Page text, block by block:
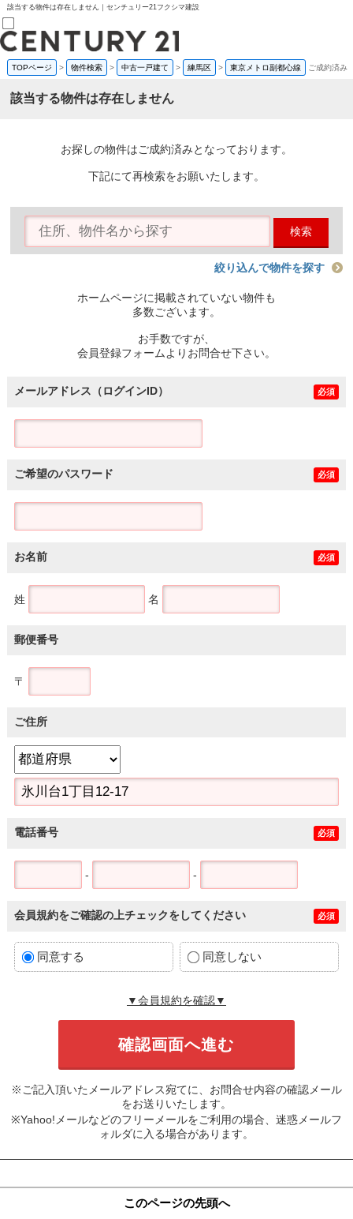
該当する物件は存在しません｜センチュリー21フクシマ建設
売買部
0120-800-844
賃貸部
会員メニュー
物件を探す
購入TOP
条件から探す
住宅ローン控除シミュレータ
TOPページ > 物件検索 > 中古一戸建て > 練馬区 > 東京メトロ副都心線 ご成約済み
該当する物件は存在しません
お探しの物件はご成約済みとなっております。
下記にて再検索をお願いたします。
検索
絞り込んで物件を探す
ホームページに掲載されていない物件も
多数ございます。
お手数ですが、
会員登録フォームよりお問合せ下さい。
メールアドレス（ログインID） 必須
ご希望のパスワード 必須
お名前 必須
姓 名
郵便番号
〒
ご住所
電話番号 必須
- -
会員規約をご確認の上チェックをしてください 必須
同意する 同意しない
▼会員規約を確認▼
※ご記入頂いたメールアドレス宛てに、お問合せ内容の確認メール
をお送りいたします。
※Yahoo!メールなどのフリーメールをご利用の場合、迷惑メールフ
ォルダに入る場合があります。
このページの先頭へ